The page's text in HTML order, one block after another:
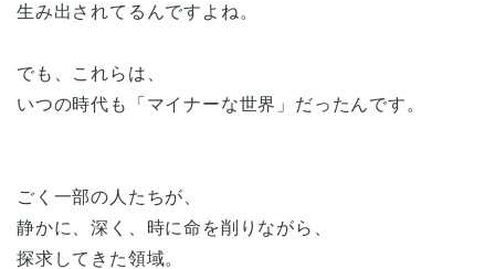
生み出されてるんですよね。
でも、これらは、
いつの時代も「マイナーな世界」だったんです。
ごく一部の人たちが、
静かに、深く、時に命を削りながら、
探求してきた領域。